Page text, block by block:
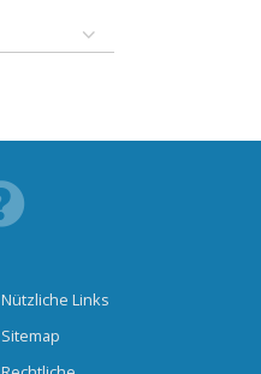
Nützliche Links
Sitemap